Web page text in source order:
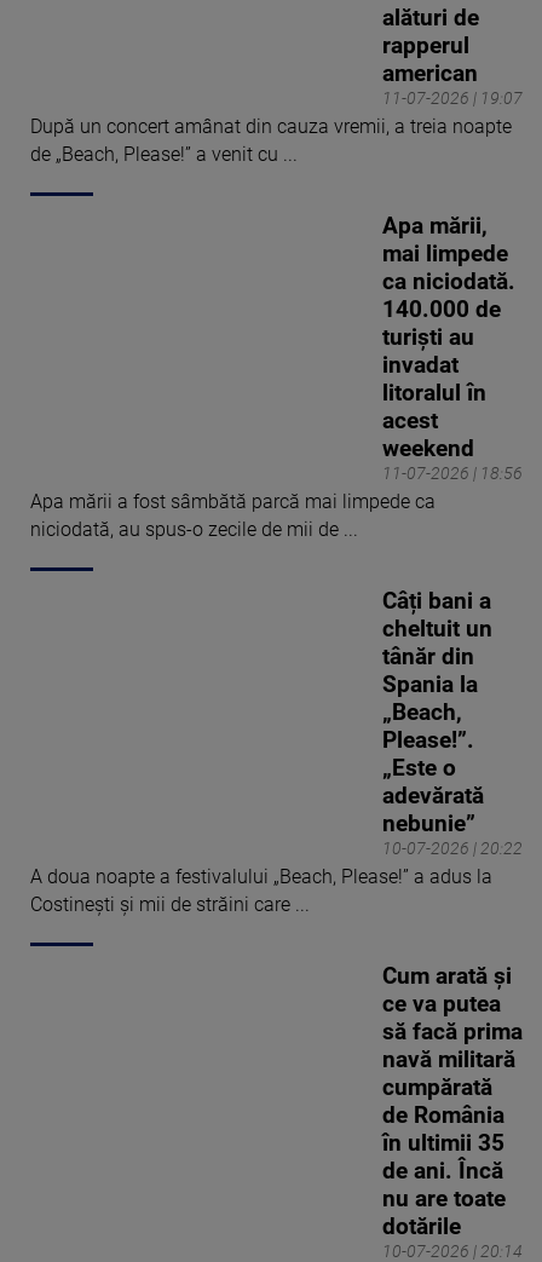
11-07-2026 | 19:07
alături de
rapperul
american
După un concert amânat din cauza vremii, a treia noapte
de „Beach, Please!” a venit cu ...
11-07-2026 | 18:56
Apa mării,
mai limpede
ca niciodată.
140.000 de
turiști au
invadat
litoralul în
acest
weekend
Apa mării a fost sâmbătă parcă mai limpede ca
niciodată, au spus-o zecile de mii de ...
10-07-2026 | 20:22
Câți bani a
cheltuit un
tânăr din
Spania la
„Beach,
Please!”.
„Este o
adevărată
nebunie”
A doua noapte a festivalului „Beach, Please!” a adus la
Costinești și mii de străini care ...
10-07-2026 | 20:14
Cum arată și
ce va putea
să facă prima
navă militară
cumpărată
de România
în ultimii 35
de ani. Încă
nu are toate
dotările